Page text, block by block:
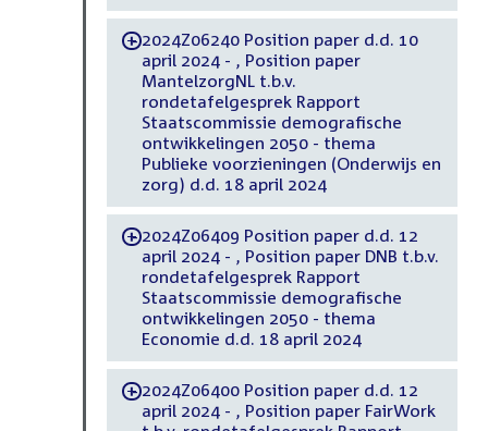
-2024Z06240 Position paper d.d. 10
april 2024 - , Position paper
MantelzorgNL t.b.v.
rondetafelgesprek Rapport
Staatscommissie demografische
ontwikkelingen 2050 - thema
Publieke voorzieningen (Onderwijs en
zorg) d.d. 18 april 2024
-2024Z06409 Position paper d.d. 12
april 2024 - , Position paper DNB t.b.v.
rondetafelgesprek Rapport
Staatscommissie demografische
ontwikkelingen 2050 - thema
Economie d.d. 18 april 2024
-2024Z06400 Position paper d.d. 12
april 2024 - , Position paper FairWork